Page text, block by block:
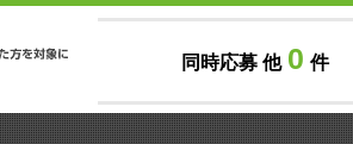
同時応募 他 0 件